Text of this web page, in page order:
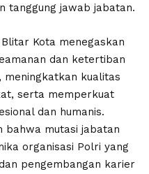
tanggung jawab jabatan.
Kota menegaskan
dan ketertiban
kualitas
serta memperkuat
dan humanis.
bahwa mutasi jabatan
organisasi Polri yang
pengembangan karier